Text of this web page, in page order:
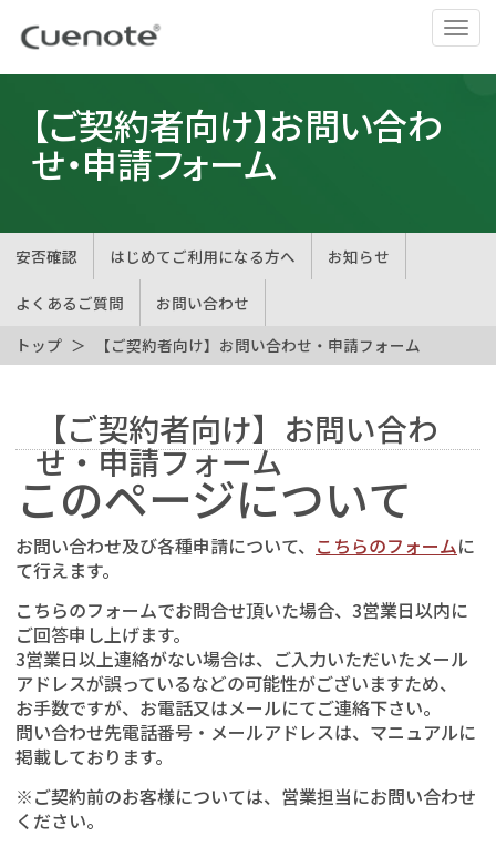
ナ
ビ
ゲ
切
【ご契約者向け】お問い合わ
せ・申請フォーム
安否確認 はじめてご利用になる方へ お知らせ
よくあるご質問
お問い合わせ
トップ
【ご契約者向け】お問い合わせ・申請フォーム
【ご契約者向け】お問い合わ
せ・申請フォーム
このページについて
お問い合わせ及び各種申請について、 こちらのフォームに
て行えます。
こちらのフォームでお問合せ頂いた場合、3営業日以内に
ご回答申し上げます。
3営業日以上連絡がない場合は、ご入力いただいたメール
アドレスが誤っているなどの可能性がございますため、
お手数ですが、お電話又はメールにてご連絡下さい。
問い合わせ先電話番号・メールアドレスは、マニュアルに
掲載しております。
※ご契約前のお客様については、営業担当にお問い合わせ
ください。